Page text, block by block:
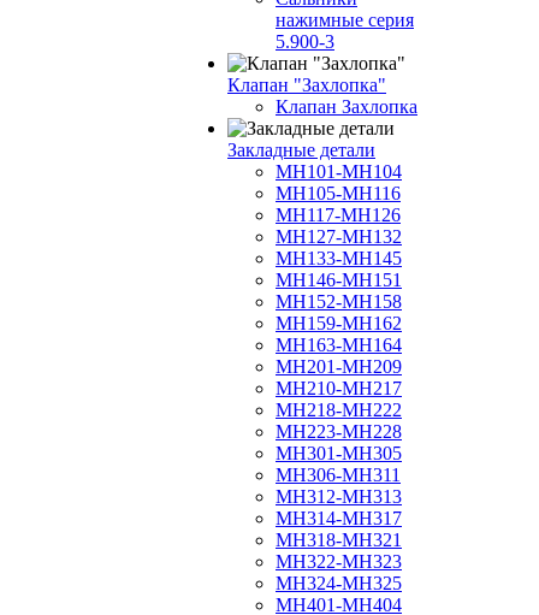
нажимные серия
5.900-3
Клапан "Захлопка"
Клапан Захлопка
Закладные детали
МН101-МН104
МН105-МН116
МН117-МН126
МН127-МН132
МН133-МН145
МН146-МН151
МН152-МН158
МН159-МН162
МН163-МН164
МН201-МН209
МН210-МН217
МН218-МН222
МН223-МН228
МН301-МН305
МН306-МН311
МН312-МН313
МН314-МН317
МН318-МН321
МН322-МН323
МН324-МН325
МН401-МН404